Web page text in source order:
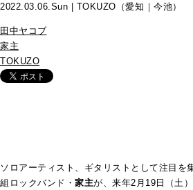
2022.03.06.Sun | TOKUZO（愛知｜今池）
田中ヤコブ
家主
TOKUZO
ソロアーティスト、ギタリストとして注目を
組ロックバンド・家主が、来年2月19日（土